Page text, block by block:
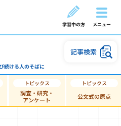
学習中の方 メニュー
続ける人のそばに
記事検索
調査・研究・
アンケート
公文式の原点